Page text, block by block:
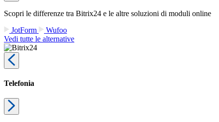
Scopri le differenze tra Bitrix24 e le altre soluzioni di moduli online
JotForm
Wufoo
Vedi tutte le alternative
Telefonia